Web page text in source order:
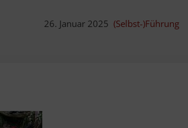
26. Januar 2025 (Selbst-)Führung